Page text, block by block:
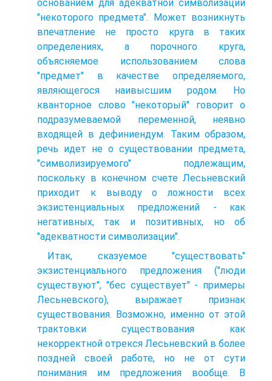
основанием для адекватной символизации
"некоторого предмета". Может возникнуть
впечатление не просто круга в таких
определениях, а порочного круга,
объясняемое использованием слова
"предмет" в качестве определяемого,
являющегося наивысшим родом. Но
кванторное слово "некоторый" говорит о
подразумеваемой переменной, неявно
входящей в дефиниендум. Таким образом,
речь идет не о существовании предмета,
"символизируемого" подлежащим,
поскольку в конечном счете Лесьневский
приходит к выводу о ложности всех
экзистенциальных предложений - как
негативных, так и позитивных, но об
"адекватности символизации".
Итак, сказуемое "существовать"
экзистенциального предложения ("люди
существуют", "бес существует" - примеры
Лесьневского), выражает признак
существования. Возможно, именно от этой
трактовки существования как
некорректной отрекся Лесьневский в более
поздней своей работе, но не от сути
понимания им предложения вообще. В